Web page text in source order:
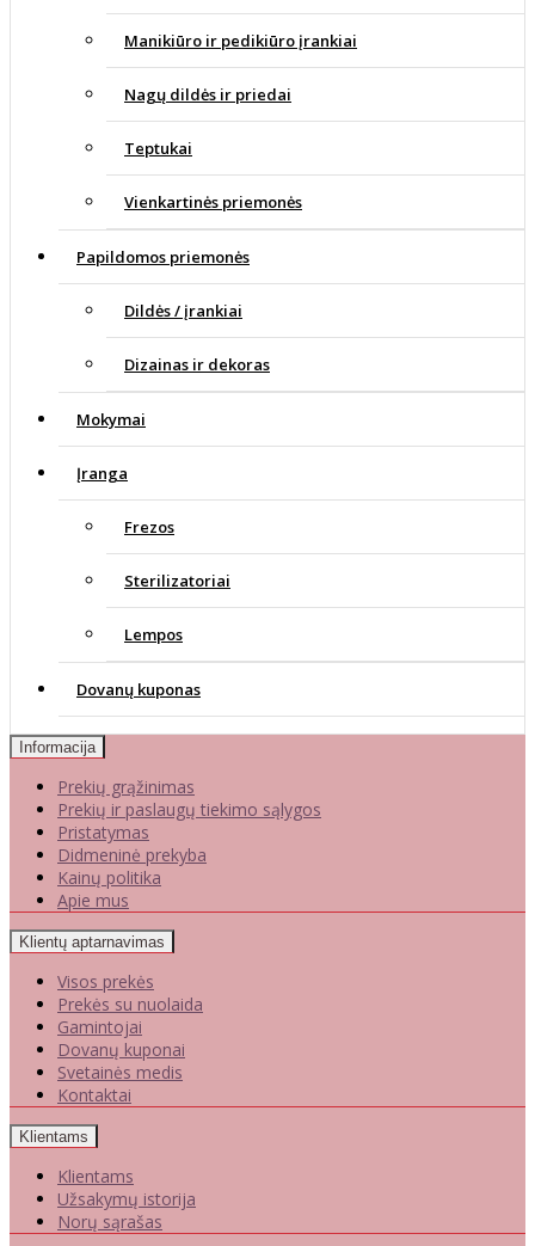
Manikiūro ir pedikiūro įrankiai
Nagų dildės ir priedai
Teptukai
Vienkartinės priemonės
Papildomos priemonės
Dildės / įrankiai
Dizainas ir dekoras
Mokymai
Įranga
Frezos
Sterilizatoriai
Lempos
Dovanų kuponas
Informacija
Prekių grąžinimas
Prekių ir paslaugų tiekimo sąlygos
Pristatymas
Didmeninė prekyba
Kainų politika
Apie mus
Klientų aptarnavimas
Visos prekės
Prekės su nuolaida
Gamintojai
Dovanų kuponai
Svetainės medis
Kontaktai
Klientams
Klientams
Užsakymų istorija
Norų sąrašas